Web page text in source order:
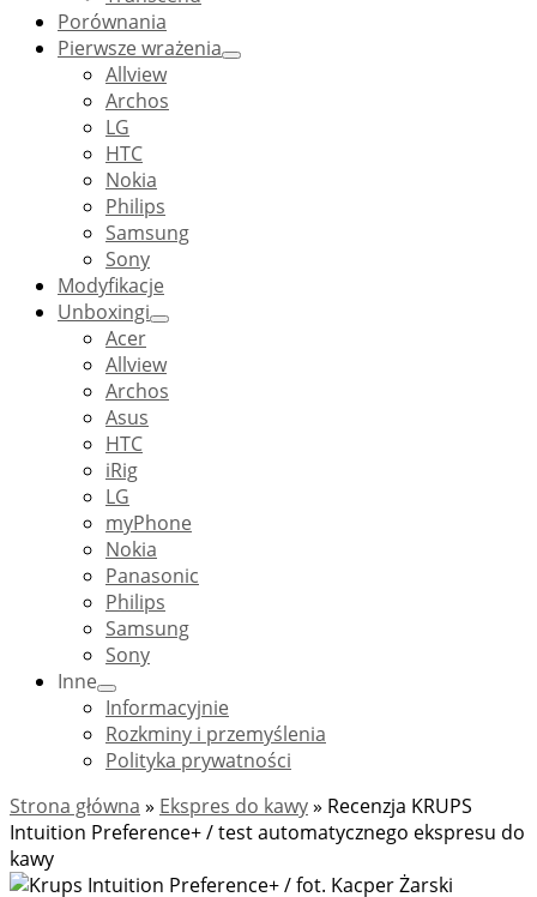
Porównania
Pierwsze wrażenia
Allview
Archos
LG
HTC
Nokia
Philips
Samsung
Sony
Modyfikacje
Unboxingi
Acer
Allview
Archos
Asus
HTC
iRig
LG
myPhone
Nokia
Panasonic
Philips
Samsung
Sony
Inne
Informacyjnie
Rozkminy i przemyślenia
Polityka prywatności
Strona główna » Ekspres do kawy» Recenzja KRUPS
Intuition Preference+ / test automatycznego ekspresu do
kawy